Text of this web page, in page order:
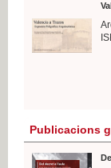
Publicacions